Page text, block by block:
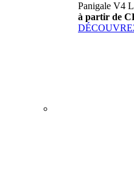
Panigale V4
à partir de